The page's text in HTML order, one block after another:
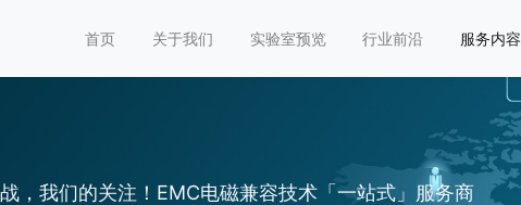
首页 关于我们 实验室预览 行业前沿 服务内容
，我们的关注！EMC电磁兼容技术「一站式」服务商